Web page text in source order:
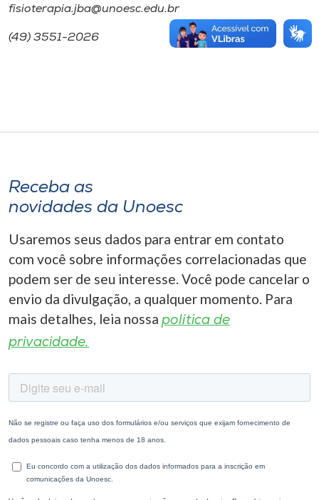
fisioterapia.jba@unoesc.edu.br
(49) 3551-2026
Receba as
novidades da Unoesc
Usaremos seus dados para entrar em contato
com você sobre informações correlacionadas que
podem ser de seu interesse. Você pode cancelar o
envio da divulgação, a qualquer momento. Para
mais detalhes, leia nossa política de
privacidade.